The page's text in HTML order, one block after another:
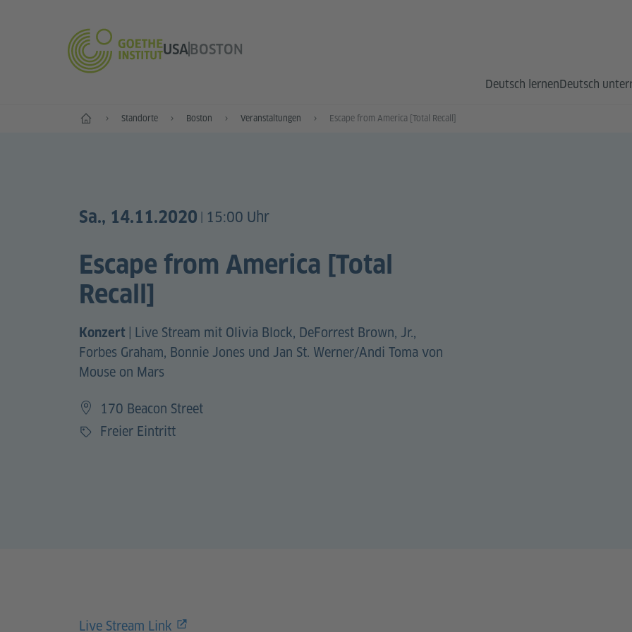
USABOSTON
Deutsch lernenDeutsch
Start Standorte Boston Veranstaltungen Escape from America [Total Recall]
Sa., 14.11.2020 15:00 Uhr
Escape from America [Total
Recall]
Konzert
Live Stream mit Olivia Block, DeForrest Brown, Jr.,
Forbes Graham, Bonnie Jones und Jan St. Werner/Andi Toma von
Mouse on Mars
170 Beacon Street
Preis
Freier Eintritt
Live Stream Link